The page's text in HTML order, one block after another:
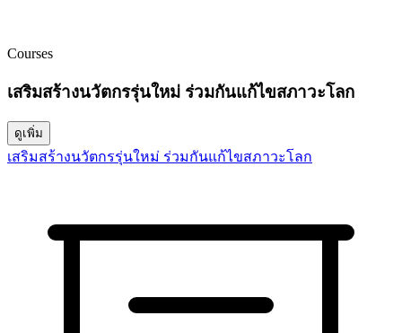
Courses
เสริมสร้างนวัตกรรุ่นใหม่ ร่วมกันแก้ไขสภาวะโลก
ดูเพิ่ม
เสริมสร้างนวัตกรรุ่นใหม่ ร่วมกันแก้ไขสภาวะโลก